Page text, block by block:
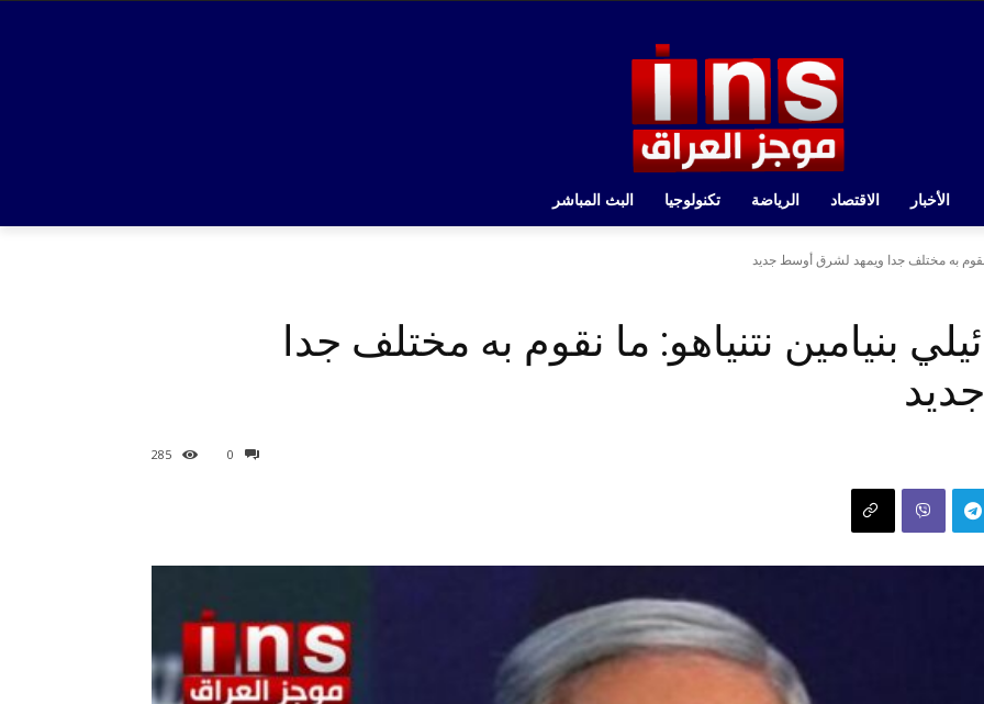
الأخبار الاقتصاد الرياضة تكنولوجيا البث المباشر
نقوم به مختلف جدا ويمهد لشرق أوسط جديد
بنيامين نتنياهو: ما نقوم به مختلف جدا
0
285